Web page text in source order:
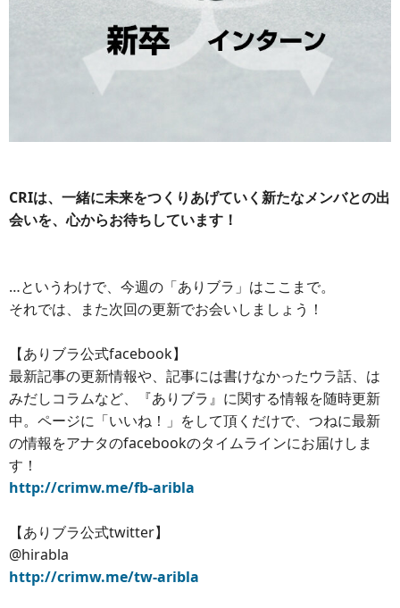
CRIは、一緒に未来をつくりあげていく新たなメンバとの出
会いを、心からお待ちしています！
…というわけで、今週の「ありブラ」はここまで。
それでは、また次回の更新でお会いしましょう！
【ありブラ公式facebook】
最新記事の更新情報や、記事には書けなかったウラ話、は
みだしコラムなど、『ありブラ』に関する情報を随時更新
中。ページに「いいね！」をして頂くだけで、つねに最新
の情報をアナタのfacebookのタイムラインにお届けしま
す！
http://crimw.me/fb-aribla
【ありブラ公式twitter】
@hirabla
http://crimw.me/tw-aribla